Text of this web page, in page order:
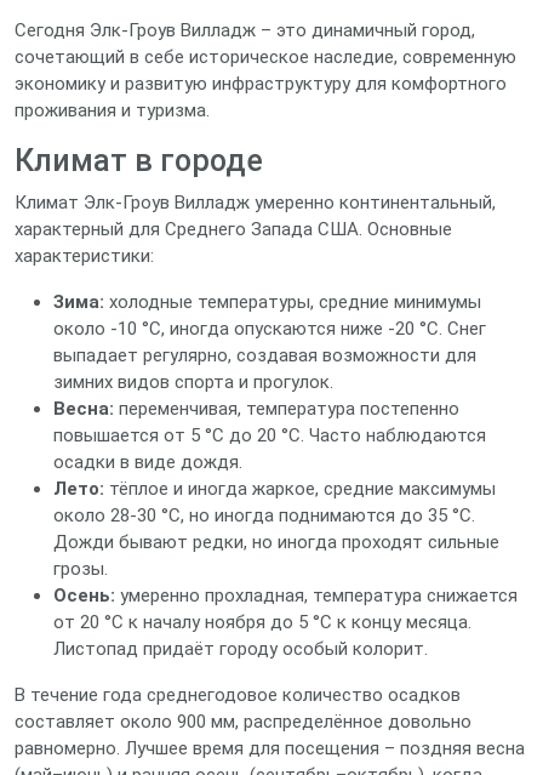
Сегодня Элк‑Гроув Вилладж – это динамичный город,
сочетающий в себе историческое наследие, современную
экономику и развитую инфраструктуру для комфортного
проживания и туризма.
Климат в городе
Климат Элк‑Гроув Вилладж умеренно континентальный,
характерный для Среднего Запада США. Основные
характеристики:
Зима: холодные температуры, средние минимумы
около -10 °C, иногда опускаются ниже -20 °C. Снег
выпадает регулярно, создавая возможности для
зимних видов спорта и прогулок.
Весна: переменчивая, температура постепенно
повышается от 5 °C до 20 °C. Часто наблюдаются
осадки в виде дождя.
Лето: тёплое и иногда жаркое, средние максимумы
около 28‑30 °C, но иногда поднимаются до 35 °C.
Дожди бывают редки, но иногда проходят сильные
грозы.
Осень: умеренно прохладная, температура снижается
от 20 °C к началу ноября до 5 °C к концу месяца.
Листопад придаёт городу особый колорит.
В течение года среднегодовое количество осадков
составляет около 900 мм, распределённое довольно
равномерно. Лучшее время для посещения – поздняя весна